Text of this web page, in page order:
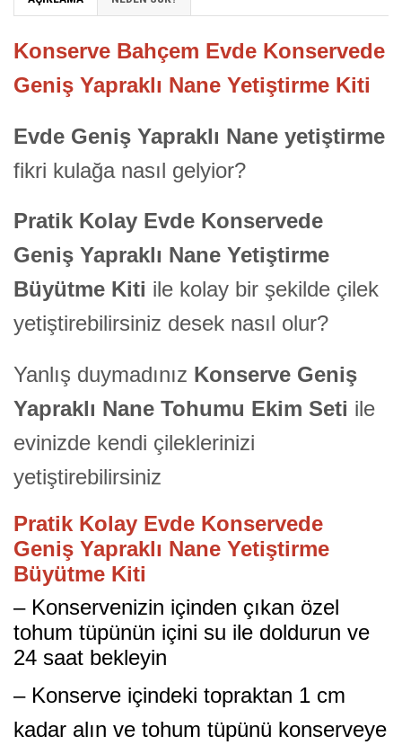
Konserve Bahçem Evde Konservede
Geniş Yapraklı Nane Yetiştirme Kiti
Evde Geniş Yapraklı Nane yetiştirme
fikri kulağa nasıl gelyior?
Pratik Kolay Evde Konservede
Geniş Yapraklı Nane Yetiştirme
Büyütme Kiti ile kolay bir şekilde çilek
yetiştirebilirsiniz desek nasıl olur?
Yanlış duymadınız Konserve Geniş
Yapraklı Nane Tohumu Ekim Seti ile
evinizde kendi çileklerinizi
yetiştirebilirsiniz
Pratik Kolay Evde Konservede
Geniş Yapraklı Nane Yetiştirme
Büyütme Kiti
– Konservenizin içinden çıkan özel
tohum tüpünün içini su ile doldurun ve
24 saat bekleyin
– Konserve içindeki topraktan 1 cm
kadar alın ve tohum tüpünü konserveye